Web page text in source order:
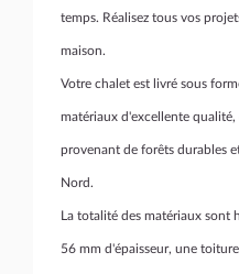
temps. Réalisez tous vos
maison.
Votre chalet est livré sous
matériaux d'excellente
provenant de forêts durables
Nord.
La totalité des matériaux sont
56 mm d'épaisseur, une